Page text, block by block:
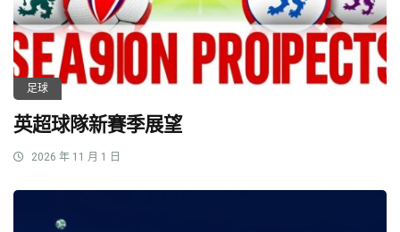
足球
英超球隊新賽季展望
2026 年 11 月 1 日